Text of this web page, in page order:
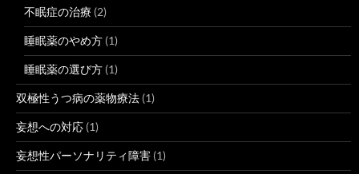
不眠症の治療 (2)
睡眠薬のやめ方 (1)
睡眠薬の選び方 (1)
双極性うつ病の薬物療法 (1)
妄想への対応 (1)
妄想性パーソナリティ障害 (1)